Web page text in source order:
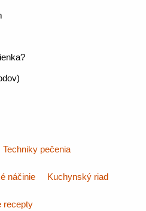
Techniky pečenia
náčinie Kuchynský riad
recepty